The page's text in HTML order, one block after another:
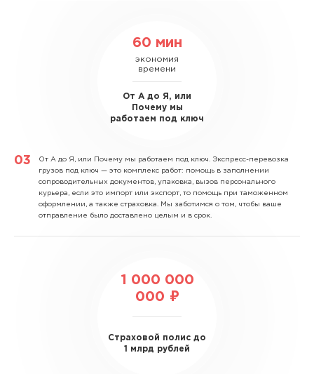
60 мин
экономия
времени
От А до Я, или
Почему мы
работаем под ключ
От А до Я, или Почему мы работаем под ключ. Экспресс-перевозка
грузов под ключ — это комплекс работ: помощь в заполнении
сопроводительных документов, упаковка, вызов персонального
курьера, если это импорт или экспорт, то помощь при таможенном
оформлении, а также страховка. Мы заботимся о том, чтобы ваше
отправление было доставлено целым и в срок.
1 000 000
000 ₽
Страховой полис до
1 млрд рублей